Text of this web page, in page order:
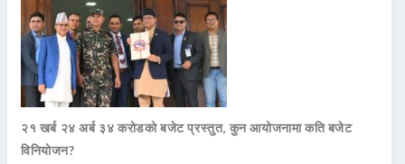
२१ खर्ब २४ अर्ब ३४ करोडको बजेट प्रस्तुत, कुन आयोजनामा कति बजेट
विनियोजन?